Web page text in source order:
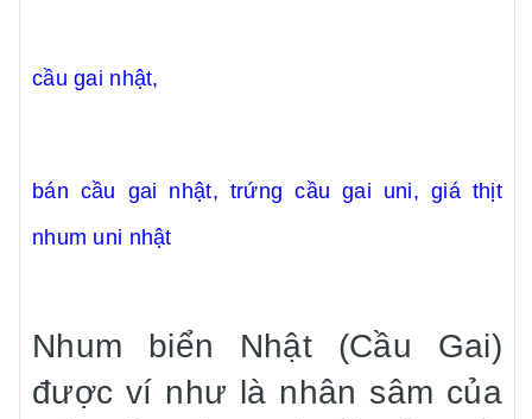
cầu gai nhật,
bán cầu gai nhật, trứng cầu gai uni, giá thịt
nhum uni nhật
Nhum biển Nhật (Cầu Gai)
được ví như là nhân sâm của